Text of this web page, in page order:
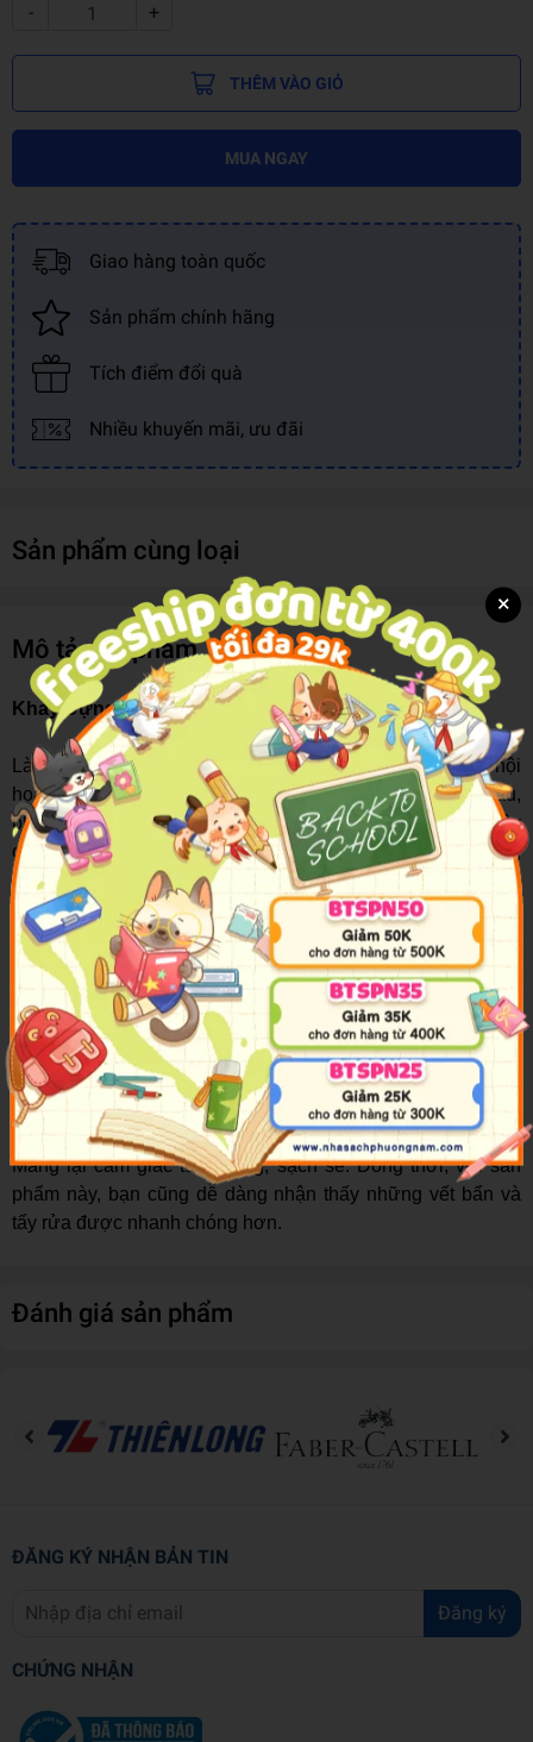
- +
THÊM VÀO GIỎ
MUA NGAY
Giao hàng toàn quốc
Sản phẩm chính hãng
Tích điểm đổi quà
Nhiều khuyến mãi, ưu đãi
Sản phẩm cùng loại
Mô tả sản phẩm
Khay Đựng Màu Vẽ Mesa MP-4
Là vật dụng không thể thiếu đối với các em nhỏ đam mê hội
họa. Với sản phẩm này, các em có thể tha hồ đựng màu,
pha màu phục vụ cho nhu cầu tô vẽ tranh của mình. Đây
cũng là món quà ý nghĩa mà các bậc phụ huynh dành tặng
cho bé con của mình.
Khay có kích thước nhỏ vừa, phù hợp với tay cầm của các
bé. Các bé có thể thoải mái tô màu với sản phẩm này mà
không thấy vướng víu hay nặng nề.
Được làm từ chất liệu nhựa chất lượng cao. Sản phẩm
được nhập khẩu từ Thái Lan không chứa các thành phần
gây hại cho sức khỏe người dùng. Các bé có thể an tâm sử
dụng.
Khay khá nhẹ nên có tính di động cao. Các bé có thể mang
đến lớp học một cách dễ dàng.
Mang lại cảm giác tươi sáng, sạch sẽ. Đồng thời, với sản
phẩm này, bạn cũng dễ dàng nhận thấy những vết bẩn và
tẩy rửa được nhanh chóng hơn.
Đánh giá sản phẩm
ĐĂNG KÝ NHẬN BẢN TIN
Đăng ký
CHỨNG NHẬN
×